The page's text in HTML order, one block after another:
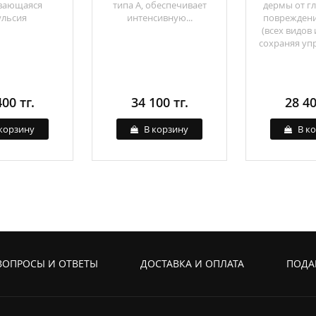
тг.
типа А, обеспечивает
интенсивную...
34 100 тг.
В корзину
дермы от
(всех видов
сохраняя
28
В
И ОТВЕТЫ ДОСТАВКА И ОПЛАТА